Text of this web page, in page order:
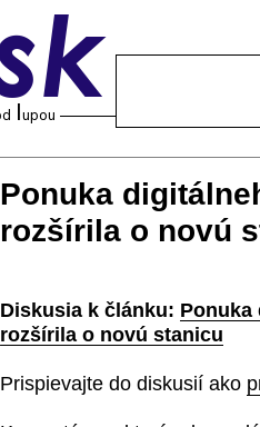
Ponuka
rozšírila o novú
Diskusia k článku: Ponuka
rozšírila o novú stanicu
Prispievajte do diskusií ako